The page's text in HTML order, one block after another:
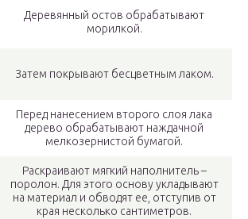
Деревянный остов обрабатывают
морилкой.
Затем покрывают бесцветным лаком.
Перед нанесением второго слоя лака
дерево обрабатывают наждачной
мелкозернистой бумагой.
Раскраивают мягкий наполнитель –
поролон. Для этого основу укладывают
на материал и обводят ее, отступив от
края несколько сантиметров.